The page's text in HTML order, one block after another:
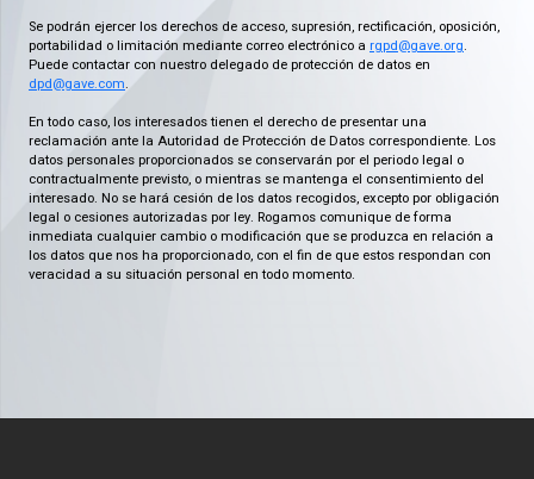
Se podrán ejercer los derechos de acceso, supresión, rectificación, oposición,
portabilidad o limitación mediante correo electrónico a rgpd@gave.org.
Puede contactar con nuestro delegado de protección de datos en
dpd@gave.com.
En todo caso, los interesados tienen el derecho de presentar una
reclamación ante la Autoridad de Protección de Datos correspondiente. Los
datos personales proporcionados se conservarán por el periodo legal o
contractualmente previsto, o mientras se mantenga el consentimiento del
interesado. No se hará cesión de los datos recogidos, excepto por obligación
legal o cesiones autorizadas por ley. Rogamos comunique de forma
inmediata cualquier cambio o modificación que se produzca en relación a
los datos que nos ha proporcionado, con el fin de que estos respondan con
veracidad a su situación personal en todo momento.